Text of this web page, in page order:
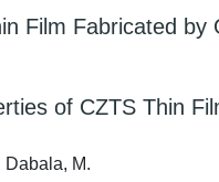
Film Fabricated by
of CZTS Thin
Dabala, M.